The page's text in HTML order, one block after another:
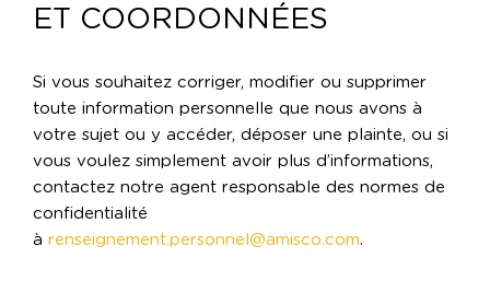
ET COORDONNÉES
Si vous souhaitez corriger, modifier ou supprimer
toute information personnelle que nous avons à
votre sujet ou y accéder, déposer une plainte, ou si
vous voulez simplement avoir plus d’informations,
contactez notre agent responsable des normes de
confidentialité
à renseignement.personnel@amisco.com.